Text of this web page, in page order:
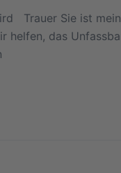
Trauer Sie ist
helfen, das